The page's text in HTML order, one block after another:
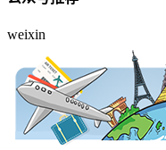
weixin